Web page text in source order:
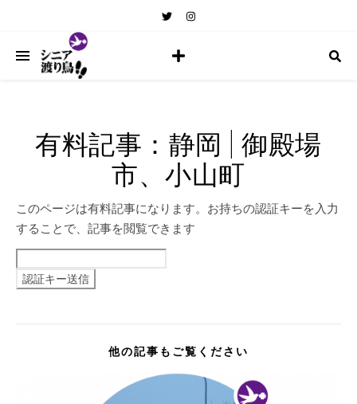
有料記事：静岡 | 御殿場
市、小山町
このページは有料記事になります。お持ちの認証キーを入力
することで、記事を閲覧できます
他の記事もご覧ください